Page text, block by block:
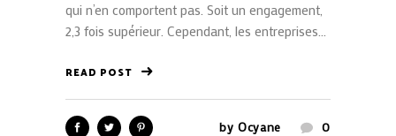
qui n’en comportent pas. Soit un engagement,
2,3 fois supérieur. Cependant, les entreprises...
READ POST
by Ocyane
0